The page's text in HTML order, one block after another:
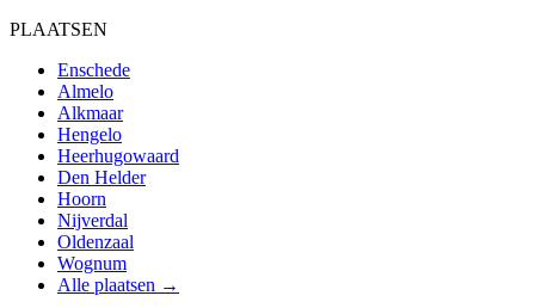
PLAATSEN
Enschede
Almelo
Alkmaar
Hengelo
Heerhugowaard
Den Helder
Hoorn
Nijverdal
Oldenzaal
Wognum
Alle plaatsen →